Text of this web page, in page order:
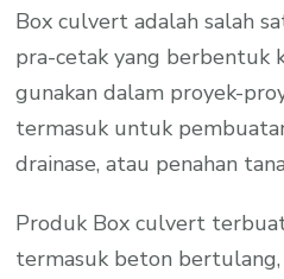
Box culvert adalah salah
pra-cetak yang berbentuk
gunakan dalam proyek-
termasuk untuk
drainase, atau penahan
Produk Box culvert
termasuk beton